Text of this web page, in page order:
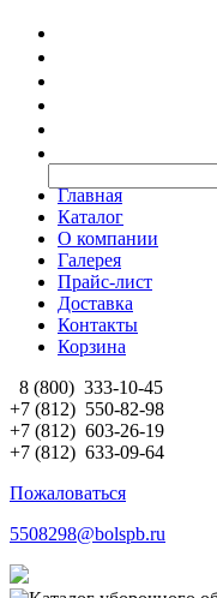
Главная
Каталог
О компании
Галерея
Прайс-лист
Доставка
Контакты
Корзина
8 (800) 333-10-45
+7 (812) 550-82-98
+7 (812) 603-26-19
+7 (812) 633-09-64
Пожаловаться
5508298@bolspb.ru